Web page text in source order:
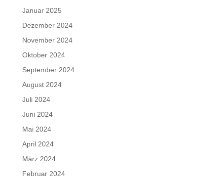
Januar 2025
Dezember 2024
November 2024
Oktober 2024
September 2024
August 2024
Juli 2024
Juni 2024
Mai 2024
April 2024
März 2024
Februar 2024